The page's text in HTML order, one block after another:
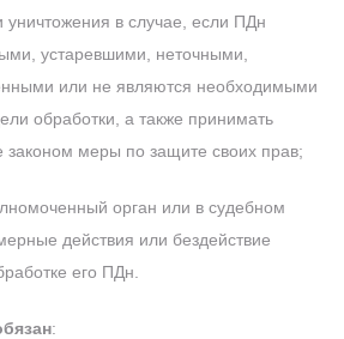
уничтожения в случае, если ПДн
устаревшими, неточными,
или не являются необходимыми
обработки, а также принимать
законом меры по защите своих прав;
орган или в судебном
действия или бездействие
его ПДн.
: